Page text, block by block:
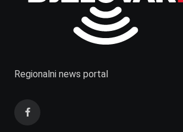
Regionalni news portal